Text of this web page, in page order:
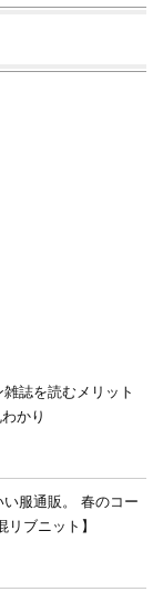
誌を読むメリット
かり
服通販。 春のコー
ブニット】